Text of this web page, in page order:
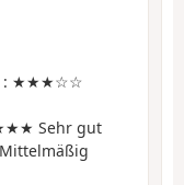
: ★★★☆☆
Sehr gut